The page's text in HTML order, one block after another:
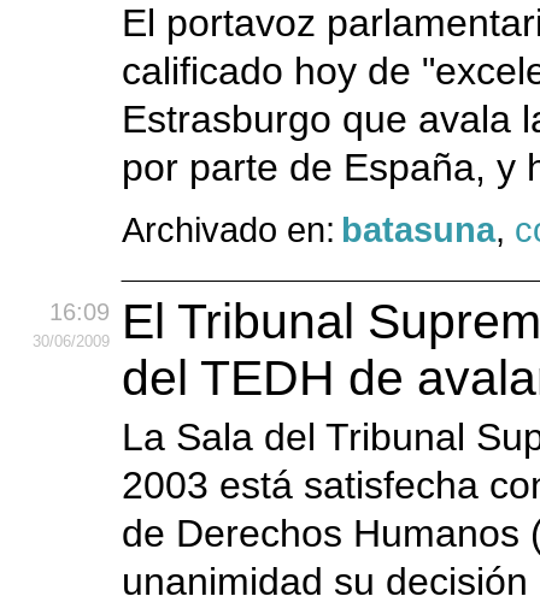
El portavoz
calificado hoy de
Estrasburgo que avala
por parte de España, y
Archivado en: batasuna,
16:09
30/06/2009
El Tribunal
del TEDH de
La Sala del Tribunal
2003 está satisfecha
de Derechos Humanos
unanimidad su